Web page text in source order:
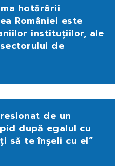
hotărârii
României este
instituțiilor, ale
de
de un
după egalul cu
să te înșeli cu el”